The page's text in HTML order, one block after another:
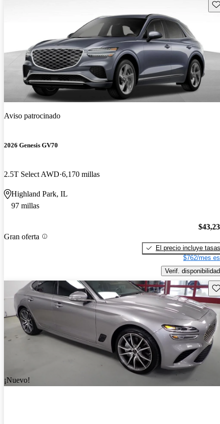
Aviso patrocinado
2026 Genesis GV70
2.5T Select AWD 6,170 millas
Highland Park, IL
97 millas
Gran oferta
El precio incluye tasas
$762/mes
Verif. disponibilidad
¡Nuevo!